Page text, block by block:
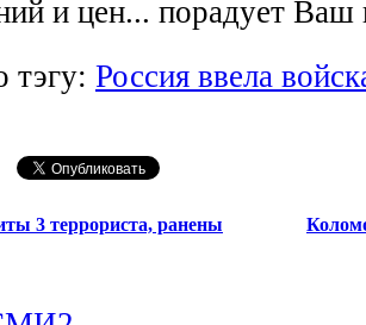
и цен... порадует Ваш
тэгу: Россия ввела
3 террориста, ранены